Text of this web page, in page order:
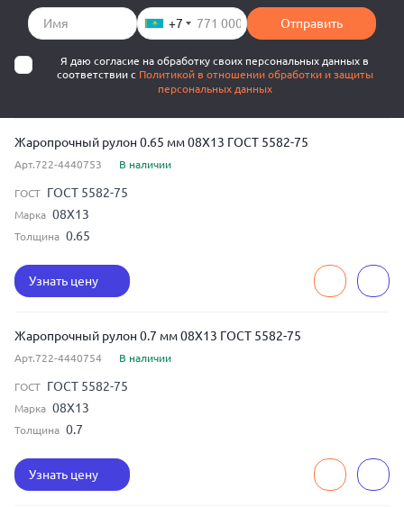
+7 Отправить
Я даю согласие на обработку своих персональных данных в
соответствии с Политикой в отношении обработки и защиты
персональных данных
Жаропрочный рулон 0.65 мм 08Х13 ГОСТ 5582-75
Арт.722-4440753 В наличии
ГОСТ ГОСТ 5582-75
Марка 08Х13
Толщина 0.65
Узнать цену
Жаропрочный рулон 0.7 мм 08Х13 ГОСТ 5582-75
Арт.722-4440754 В наличии
ГОСТ ГОСТ 5582-75
Марка 08Х13
Толщина 0.7
Узнать цену